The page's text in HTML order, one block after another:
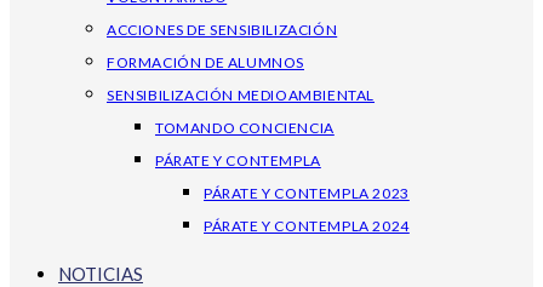
ACCIONES DE SENSIBILIZACIÓN
FORMACIÓN DE ALUMNOS
SENSIBILIZACIÓN MEDIOAMBIENTAL
TOMANDO CONCIENCIA
PÁRATE Y CONTEMPLA
PÁRATE Y CONTEMPLA 2023
PÁRATE Y CONTEMPLA 2024
NOTICIAS